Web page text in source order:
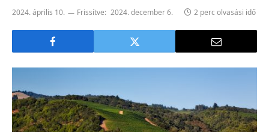
2024. április 10. Frissítve: 2024. december 6. 2 perc olvasási idő